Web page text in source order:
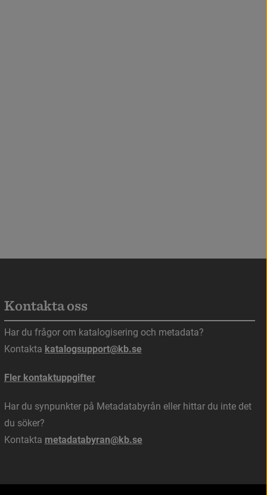
i nytt fönster.
Kontakta oss
Har du frågor om katalogisering och metadata?
Kontakta katalogsupport@kb.se
Fler kontaktuppgifter
Har du synpunkter på Metadatabyrån eller hittar du inte det
du söker?
Kontakta metadatabyran@kb.se